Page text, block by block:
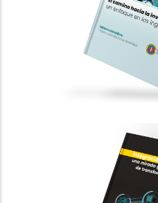
El camino hacia la
enfoque en las
PUBLICACIONES